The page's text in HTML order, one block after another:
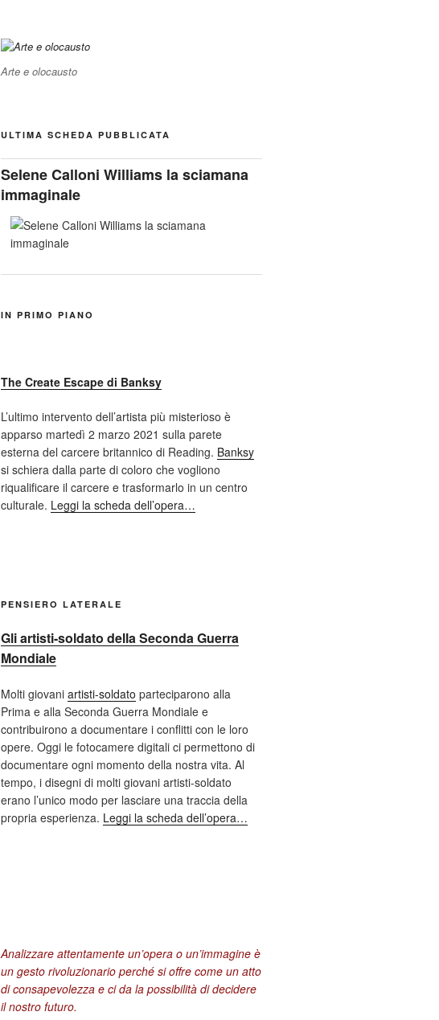
Arte e olocausto
ULTIMA SCHEDA PUBBLICATA
Selene Calloni Williams la sciamana
immaginale
IN PRIMO PIANO
The Create Escape di Banksy
L’ultimo intervento dell’artista più misterioso è
apparso martedì 2 marzo 2021 sulla parete
esterna del carcere britannico di Reading. Banksy
si schiera dalla parte di coloro che vogliono
riqualificare il carcere e trasformarlo in un centro
culturale. Leggi la scheda dell’opera…
PENSIERO LATERALE
Gli artisti-soldato della Seconda Guerra
Mondiale
Molti giovani artisti-soldato parteciparono alla
Prima e alla Seconda Guerra Mondiale e
contribuirono a documentare i conflitti con le loro
opere. Oggi le fotocamere digitali ci permettono di
documentare ogni momento della nostra vita. Al
tempo, i disegni di molti giovani artisti-soldato
erano l’unico modo per lasciare una traccia della
propria esperienza. Leggi la scheda dell’opera…
Analizzare attentamente un’opera o un’immagine è
un gesto rivoluzionario perché si offre come un atto
di consapevolezza e ci da la possibilità di decidere
il nostro futuro.